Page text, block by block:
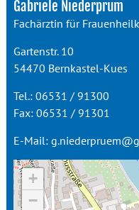
Gabriele Niederprüm
Fachärztin für
Gartenstr. 10
54470 Bernkastel-Kues
Tel.: 06531 / 91300
Fax: 06531 / 91301
E-Mail:
+
−